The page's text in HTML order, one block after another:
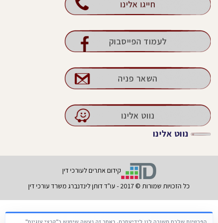
חייגו אלינו
לעמוד הפייסבוק
השאר פניה
נווט אלינו
נווט אלינו
קידום אתרים לעורכי דין
כל הזכויות שמורות © 2017 - עו"ד דותן לינדנברג משרד עורכי דין